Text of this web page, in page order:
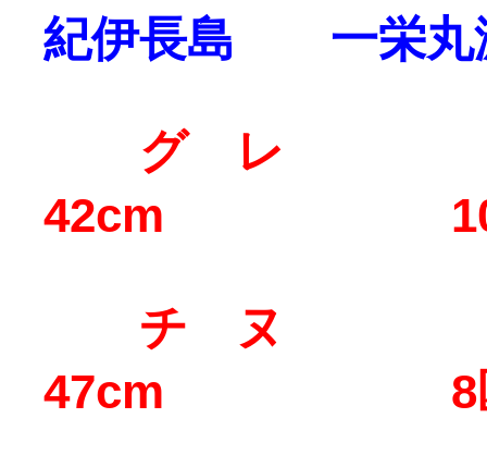
紀伊長島 一栄丸
グ レ
42cm 10
チ ヌ
47cm 8